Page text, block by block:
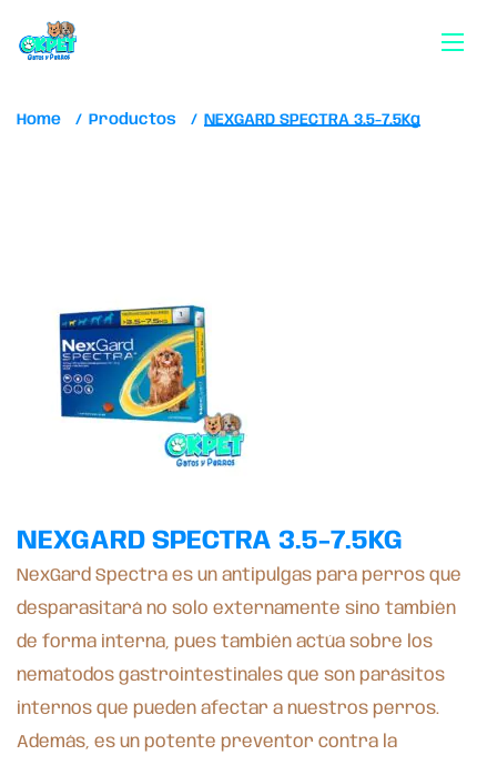
Home Productos NEXGARD SPECTRA 3.5-7.5Kg
NEXGARD SPECTRA 3.5-7.5KG
NexGard Spectra es un antipulgas para perros que
desparasitará no solo externamente sino también
de forma interna, pues también actúa sobre los
nematodos gastrointestinales que son parásitos
internos que pueden afectar a nuestros perros.
Además, es un potente preventor contra la